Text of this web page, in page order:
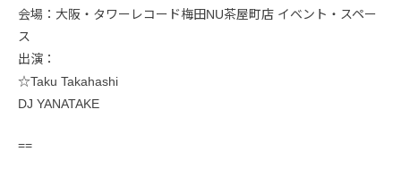
会場：大阪・タワーレコード梅田NU茶屋町店 イベント・スペー
ス
出演：
☆Taku Takahashi
DJ YANATAKE
==